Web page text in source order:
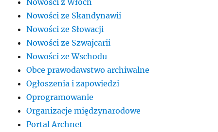
Nowości ze Skandynawii
Nowości ze Słowacji
Nowości ze Szwajcarii
Nowości ze Wschodu
Obce prawodawstwo archiwalne
Ogłoszenia i zapowiedzi
Oprogramowanie
Organizacje międzynarodowe
Portal Archnet